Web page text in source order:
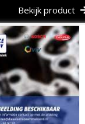
Bekijk product